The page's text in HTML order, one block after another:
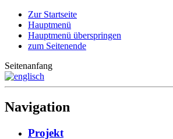
Zur Startseite
Hauptmenü
Hauptmenü überspringen
zum Seitenende
Seitenanfang
Navigation
Projekt